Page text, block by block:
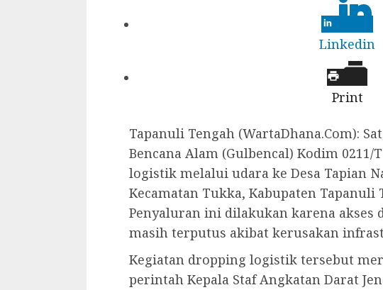
Linkedin
Print
Tapanuli Tengah (WartaDhana.Com):
Bencana Alam (Gulbencal) Kodim
logistik melalui udara ke Desa Tapian
Kecamatan Tukka, Kabupaten Tapanuli
Penyaluran ini dilakukan karena akses
masih terputus akibat kerusakan
Kegiatan dropping logistik tersebut
perintah Kepala Staf Angkatan Darat